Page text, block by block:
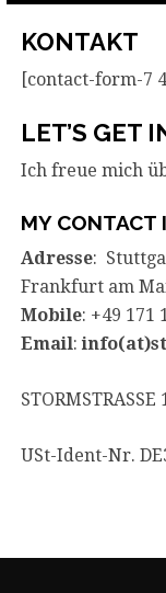
KONTAKT
[contact-form-7
LET’S GET
Ich freue mich
MY CONTACT
Adresse:
Frankfurt am
Mobile: +49 171
Email:
USt-Ident-Nr.